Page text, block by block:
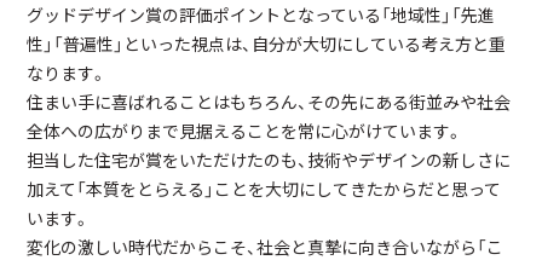
グッドデザイン賞の評価ポイントとなっている「地域性」「先進
性」「普遍性」といった視点は、自分が大切にしている考え方と重
なります。
住まい手に喜ばれることはもちろん、その先にある街並みや社会
全体への広がりまで見据えることを常に心がけています。
担当した住宅が賞をいただけたのも、技術やデザインの新しさに
加えて「本質をとらえる」ことを大切にしてきたからだと思って
います。
変化の激しい時代だからこそ、社会と真摯に向き合いながら「こ